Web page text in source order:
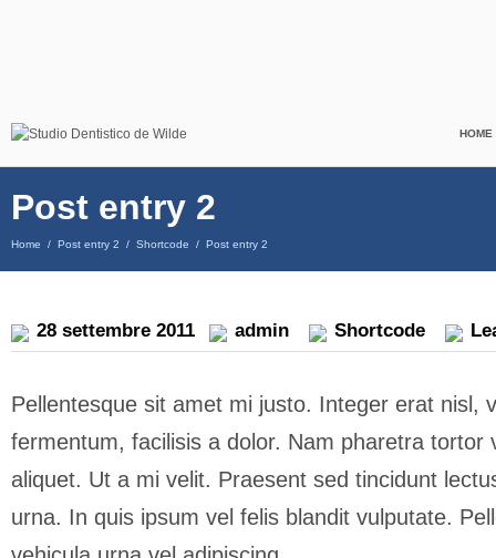
HOME
Post entry 2
Home / Post entry 2 / Shortcode / Post entry 2
28 settembre 2011 admin Shortcode
Pellentesque sit amet mi justo. Integer erat nisl,
fermentum, facilisis a dolor. Nam pharetra tortor
aliquet. Ut a mi velit. Praesent sed tincidunt
urna. In quis ipsum vel felis blandit vulputate.